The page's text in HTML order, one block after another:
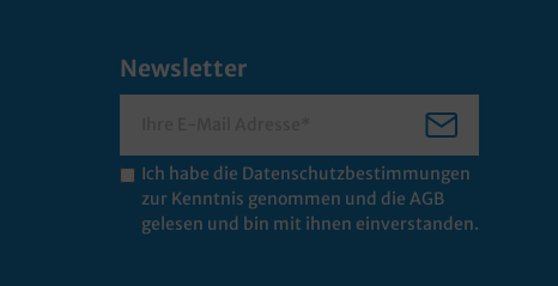
Newsletter
Ich habe die Datenschutzbestimmungen
zur Kenntnis genommen und die AGB
gelesen und bin mit ihnen einverstanden.